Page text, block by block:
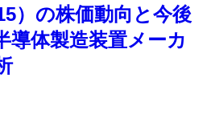
）の株価動向と今後
導体製造装置メーカ